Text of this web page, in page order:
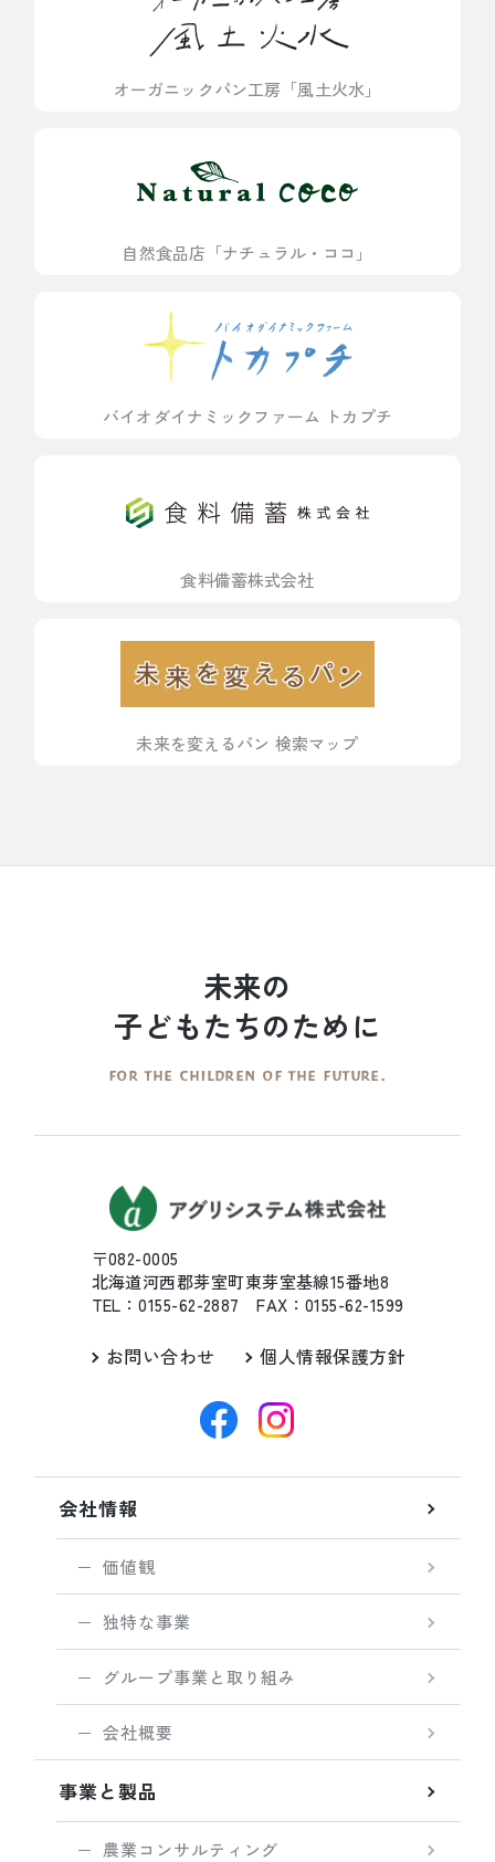
オーガニックパン工房「風土火水」
自然食品店「ナチュラル・ココ」
バイオダイナミックファーム トカプチ
食料備蓄株式会社
未来を変えるパン 検索マップ
未来の
子どもたちのために
FOR THE CHILDREN OF THE FUTURE.
〒082-0005
北海道河西郡芽室町東芽室基線15番地8
TEL：0155-62-2887 FAX：0155-62-1599
お問い合わせ 個人情報保護方針
会社情報
価値観
独特な事業
グループ事業と取り組み
会社概要
事業と製品
農業コンサルティング